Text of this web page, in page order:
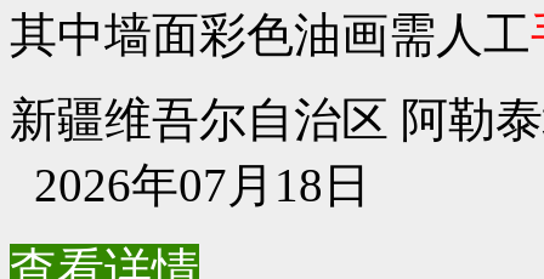
其中墙面彩色油画需人工
新疆维吾尔自治区 阿
2026年07月18日